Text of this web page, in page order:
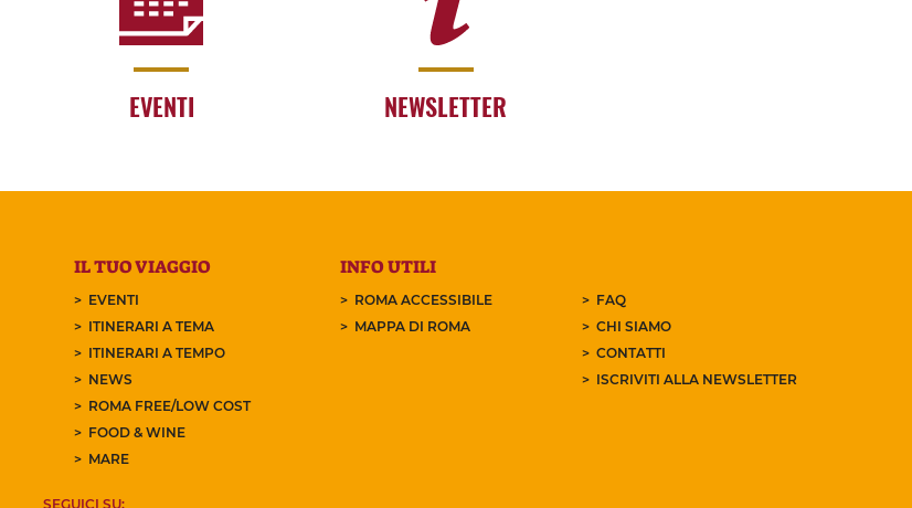
EVENTI NEWSLETTER
IL TUO VIAGGIO
EVENTI
ITINERARI A TEMA
ITINERARI A TEMPO
NEWS
ROMA FREE/LOW COST
FOOD & WINE
MARE
INFO UTILI
ROMA ACCESSIBILE
MAPPA DI ROMA
FAQ
CHI SIAMO
CONTATTI
ISCRIVITI ALLA NEWSLETTER
SEGUICI SU: